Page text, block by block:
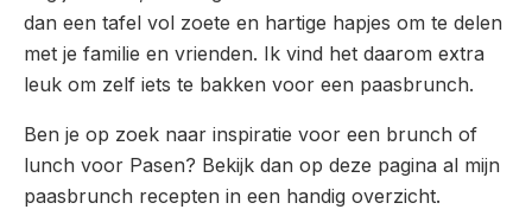
dan een tafel vol zoete en hartige hapjes om te delen
met je familie en vrienden. Ik vind het daarom extra
leuk om zelf iets te bakken voor een paasbrunch.
Ben je op zoek naar inspiratie voor een brunch of
lunch voor Pasen? Bekijk dan op deze pagina al mijn
paasbrunch recepten in een handig overzicht.